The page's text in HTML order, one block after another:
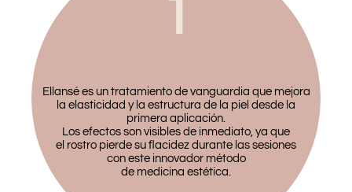
1
Ellansé es un tratamiento de vanguardia que mejora
la elasticidad y la estructura de la piel desde la
primera aplicación.
Los efectos son visibles de inmediato, ya que
el rostro pierde su flacidez durante las sesiones
con este innovador método
de medicina estética.